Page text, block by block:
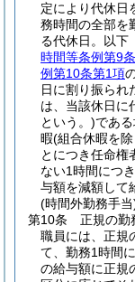
定により代休日
務時間の全部を
る代休日。以下
時間等条例第9条
例第10条第1項
日に割り振られ
は、当該休日に
という。)である
暇(組合休暇を
とにつき任命権
ない1時間につき
与額を減額して
(時間外勤務手当
第10条
正規の勤
職員には、正規
て、勤務1時間に
の給与額に正規